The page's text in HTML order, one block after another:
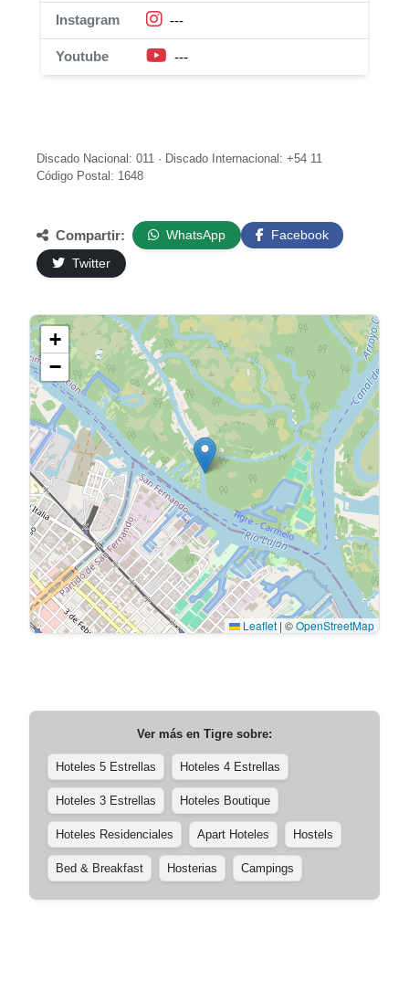
Instagram ---
Youtube ---
Discado Nacional: 011 · Discado Internacional: +54 11
Código Postal: 1648
Compartir: WhatsApp
Facebook
Twitter
+
−
Leaflet | ©OpenStreetMap
Ver más en Tigre sobre:
Hoteles 5 Estrellas Hoteles 4 Estrellas
Hoteles 3 Estrellas Hoteles Boutique
Hoteles Residenciales Apart Hoteles Hostels
Bed & Breakfast Hosterias Campings